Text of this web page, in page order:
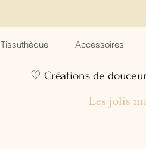
Tissuthèque Accessoires
♡ Créations de
Les jolis